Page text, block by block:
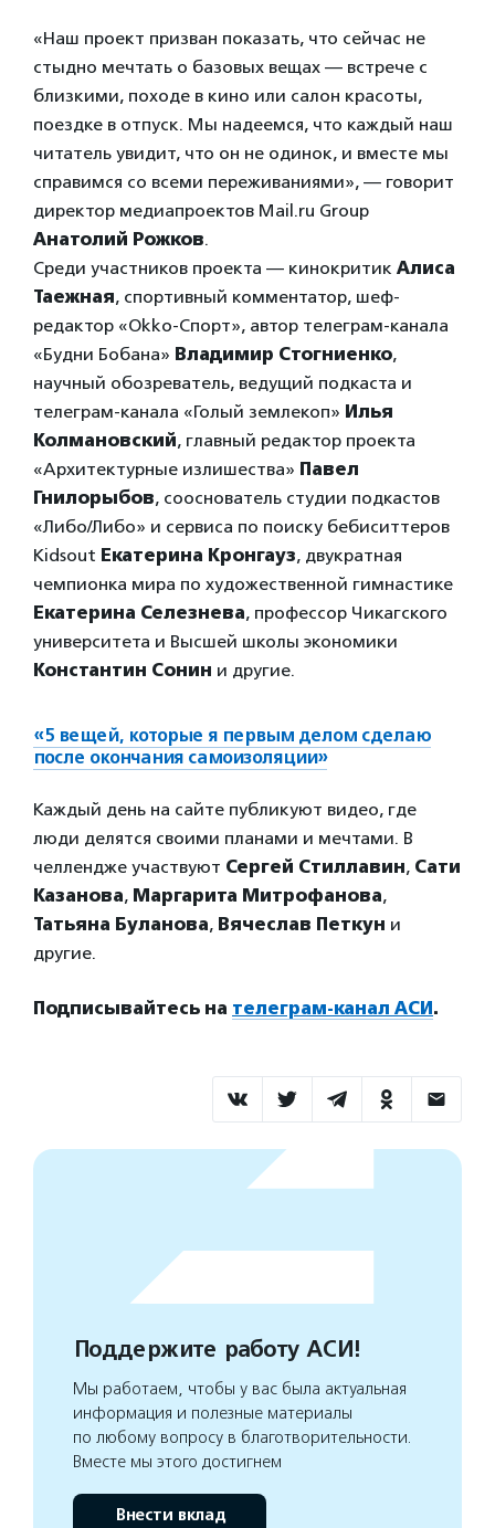
«Наш проект призван показать, что сейчас не
стыдно мечтать о базовых вещах — встрече с
близкими, походе в кино или салон красоты,
поездке в отпуск. Мы надеемся, что каждый наш
читатель увидит, что он не одинок, и вместе мы
справимся со всеми переживаниями», — говорит
директор медиапроектов Mail.ru Group
Анатолий Рожков.
Среди участников проекта — кинокритик Алиса
Таежная, спортивный комментатор, шеф-
редактор «Okko-Спорт», автор телеграм-канала
«Будни Бобана» Владимир Стогниенко,
научный обозреватель, ведущий подкаста и
телеграм-канала «Голый землекоп» Илья
Колмановский, главный редактор проекта
«Архитектурные излишества» Павел
Гнилорыбов, сооснователь студии подкастов
«Либо/Либо» и сервиса по поиску бебиситтеров
Kidsout Екатерина Кронгауз, двукратная
чемпионка мира по художественной гимнастике
Екатерина Селезнева, профессор Чикагского
университета и Высшей школы экономики
Константин Сонин и другие.
«5 вещей, которые я первым делом сделаю
после окончания самоизоляции»
Каждый день на сайте публикуют видео, где
люди делятся своими планами и мечтами. В
челлендже участвуют Сергей Стиллавин, Сати
Казанова, Маргарита Митрофанова,
Татьяна Буланова, Вячеслав Петкун и
другие.
Подписывайтесь на телеграм-канал АСИ .
Поддержите работу АСИ!
Мы работаем, чтобы у вас была актуальная
информация и полезные материалы
по любому вопросу в благотворительности.
Вместе мы этого достигнем
Внести вклад